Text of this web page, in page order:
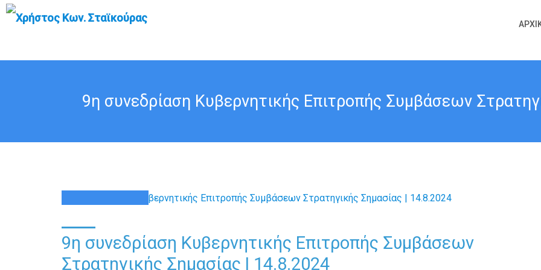
9η συνεδρίαση Κυβερνητικής Επιτροπής Συμβάσεων
9η συνεδρίαση Κυβερνητικής Επιτροπής Συμβάσεων
Στρατηγικής Σημασίας | 14.8.2024